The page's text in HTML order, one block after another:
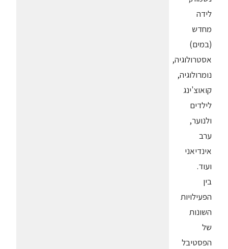
לידה
מחדש
(במים)
אסטרולוגיה,
נומרולוגיה,
קואוצ'ינג
לילדים
ולנוער,
ערב
אינדיאני
ועוד.
בין
הפעילויות
השונות
של
הפסטיבל